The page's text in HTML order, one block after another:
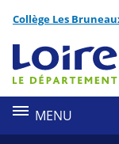
Menu de la
Contenu
Collège Les
MENU